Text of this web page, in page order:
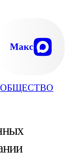
ОБЩЕСТВО
Макс